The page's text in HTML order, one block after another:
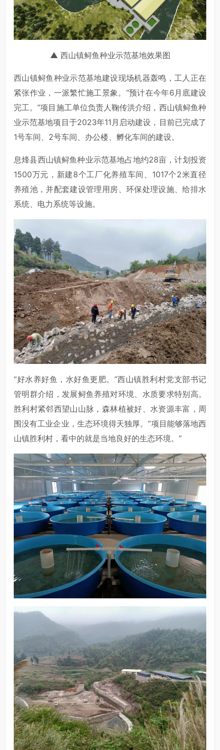
▲ 西山镇鲟鱼种业示范基地效果图
西山镇鲟鱼种业示范基地建设现场机器轰鸣，工人正在
紧张作业，一派繁忙施工景象。“预计在今年6月底建设
完工。”项目施工单位负责人鞠传洪介绍，西山镇鲟鱼种
业示范基地项目于2023年11月启动建设，目前已完成了
1号车间、2号车间、办公楼、孵化车间的建设。
息烽县西山镇鲟鱼种业示范基地占地约28亩，计划投资
1500万元，新建8个工厂化养殖车间、1017个2米直径
养殖池，并配套建设管理用房、环保处理设施、给排水
系统、电力系统等设施。
“好水养好鱼，水好鱼更肥。”西山镇胜利村党支部书记
管明群介绍，发展鲟鱼养殖对环境、水质要求特别高。
胜利村紧邻西望山山脉，森林植被好、水资源丰富，周
围没有工业企业，生态环境得天独厚。“项目能够落地西
山镇胜利村，看中的就是当地良好的生态环境。”